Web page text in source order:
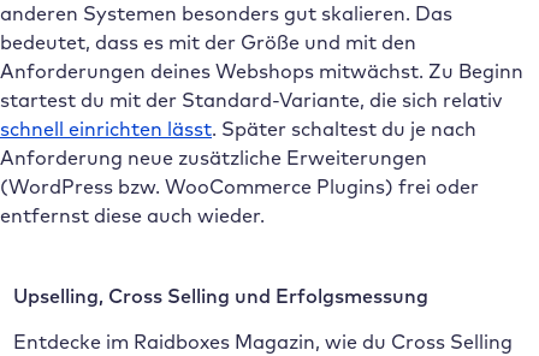
anderen Systemen besonders gut skalieren. Das
bedeutet, dass es mit der Größe und mit den
Anforderungen deines Webshops mitwächst. Zu Beginn
startest du mit der Standard-Variante, die sich relativ
schnell einrichten lässt. Später schaltest du je nach
Anforderung neue zusätzliche Erweiterungen
(WordPress bzw. WooCommerce Plugins) frei oder
entfernst diese auch wieder.
Upselling, Cross Selling und Erfolgsmessung
Entdecke im Raidboxes Magazin, wie du Cross Selling